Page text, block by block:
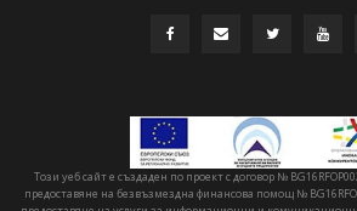
Този уеб сайт е създаден по проект с договор №
предоставяне на безвъзмездна финансова помощ №